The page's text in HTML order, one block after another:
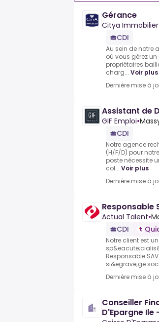
Gérance
Citya Immobilier
CDI
Au sein de notre
où vous gérez
propriétaires
charg... Voir plus
Dernière mise à
Assistant de
GIF Emploi•
CDI
Notre agence
(H/F/D) pour
poste nécessite
col... Voir plus
Dernière mise à
Responsable
Actual Talent•
CDI
Notre client est
Responsable
si&egrave;ge
Dernière mise à
Conseiller
D'Epargne